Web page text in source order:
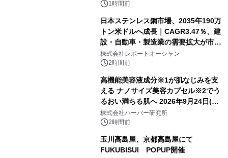
1時間前
日本ステンレス鋼市場、2035年190万
トン米ドルへ成長｜CAGR3.47％、建
設・自動車・製造業の需要拡大が市場
を牽引
株式会社レポートオーシャン
2時間前
高機能美容液成分※1が肌なじみを支
える ナノサイズ美容カプセル※2でう
るおい満ちる肌へ 2026年9月24日(木)
よりリニューアル新発売 『ディープモ
イストセラム』
株式会社ハーバー研究所
2時間前
玉川高島屋、京都高島屋にて
FUKUBISUI POPUP開催